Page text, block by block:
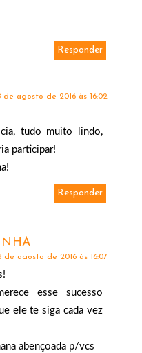
Responder
de agosto de 2016 às 16:02
tudo muito lindo,
participar!
Responder
de agosto de 2016 às 16:07
esse sucesso
ele te siga cada vez
abençoada p/vcs